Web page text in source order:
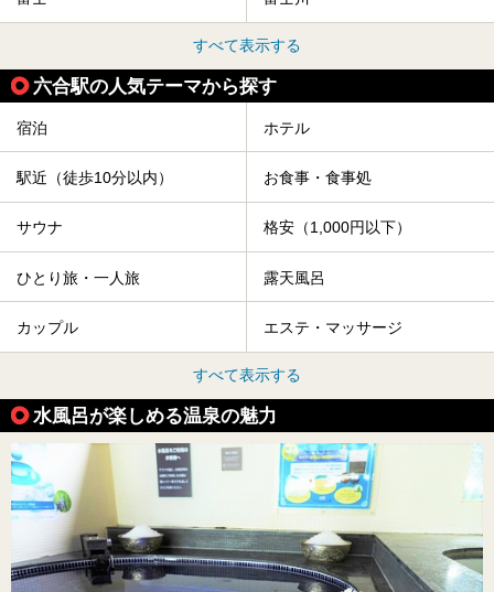
すべて表示する
六合駅の人気テーマから探す
宿泊 ホテル
駅近（徒歩10分以内） お食事・食事処
サウナ 格安（1,000円以下）
ひとり旅・一人旅 露天風呂
カップル エステ・マッサージ
すべて表示する
水風呂が楽しめる温泉の魅力